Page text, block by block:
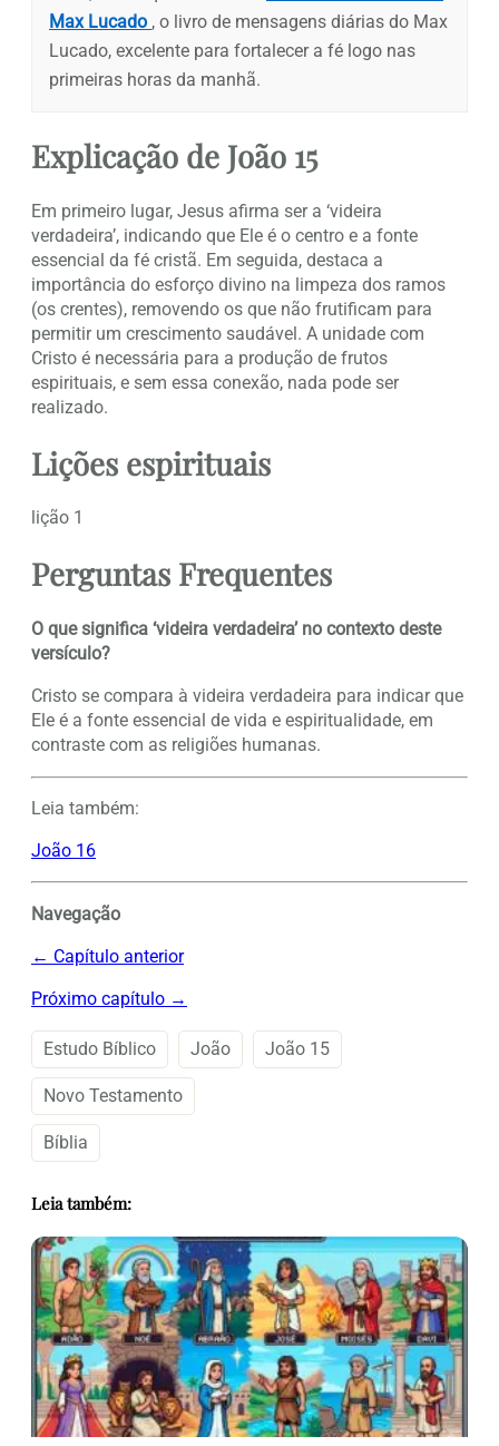
Max Lucado , o livro de mensagens diárias do Max
Lucado, excelente para fortalecer a fé logo nas
primeiras horas da manhã.
Explicação de João 15
Em primeiro lugar, Jesus afirma ser a ‘videira
verdadeira’, indicando que Ele é o centro e a fonte
essencial da fé cristã. Em seguida, destaca a
importância do esforço divino na limpeza dos ramos
(os crentes), removendo os que não frutificam para
permitir um crescimento saudável. A unidade com
Cristo é necessária para a produção de frutos
espirituais, e sem essa conexão, nada pode ser
realizado.
Lições espirituais
lição 1
Perguntas Frequentes
O que significa ‘videira verdadeira’ no contexto deste
versículo?
Cristo se compara à videira verdadeira para indicar que
Ele é a fonte essencial de vida e espiritualidade, em
contraste com as religiões humanas.
Leia também:
João 16
Navegação
← Capítulo anterior
Próximo capítulo →
Estudo Bíblico João João 15
Novo Testamento
Bíblia
Leia também: